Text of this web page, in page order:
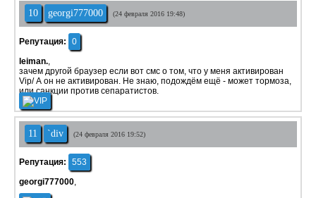
10 georgi777000 (24 февраля 2016 19:48)
Репутация:
0
leiman.,
зачем другой браузер если вот смс о том, что у меня активирован
Vip/ А он не активирован. Не знаю, подождём ещё - может тормоза,
или санкции против сепаратистов.
11 `div (24 февраля 2016 19:52)
Репутация:
553
georgi777000,